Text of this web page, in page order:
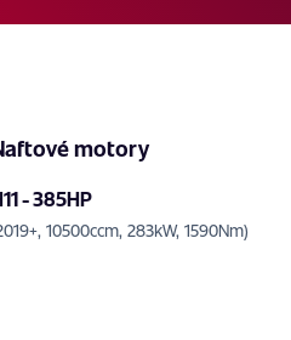
motory
- 385HP
10500ccm, 283kW, 1590Nm)